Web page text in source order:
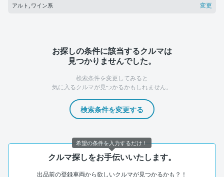
アルト, ワイン系 変更
お探しの条件に該当するクルマは
見つかりませんでした。
検索条件を変更してみると
気に入るクルマが見つかるかもしれません。
検索条件を変更する
クルマ探しをお手伝いいたします。
出品前の登録車両から欲しいクルマが見つかるかも？！
希望の条件を入力するだけ！